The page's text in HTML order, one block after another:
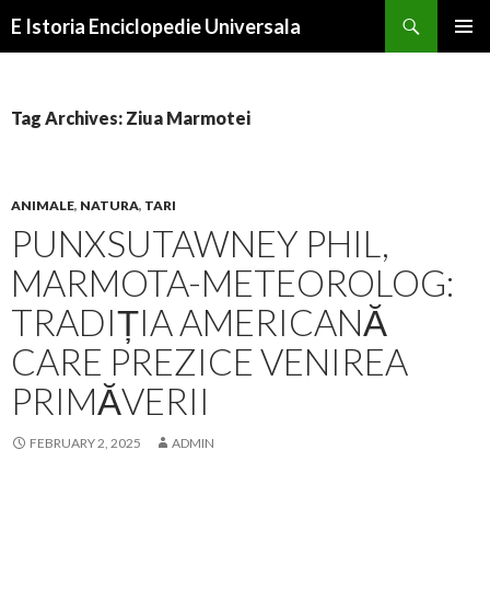
E Istoria Enciclopedie Universala
Tag Archives: Ziua Marmotei
ANIMALE, NATURA, TARI
PUNXSUTAWNEY PHIL,
MARMOTA-METEOROLOG:
TRADIȚIA AMERICANĂ
CARE PREZICE VENIREA
PRIMĂVERII
FEBRUARY 2, 2025 ADMIN